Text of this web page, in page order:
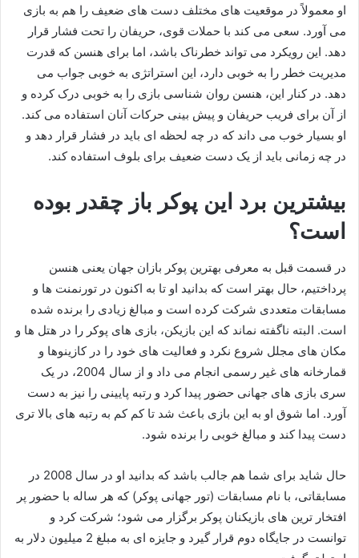
او معمولاً در موقعیت‌ های مختلف دست‌ های ضعیف را هم به بازی
می‌ آورد. سعی می‌ کند با حملات قوی، حریفان را تحت فشار قرار
دهد. این رویکرد می‌ تواند خطرناک باشد، اما برای هنسن که قدرت
مدیریت خطر را به خوبی دارد، این استراتژی به خوبی جواب می‌
دهد. در کنار این، هنسن روان‌ شناسی بازی را به خوبی درک کرده و
از آن برای فریب حریفان و پیش‌ بینی حرکات آنان استفاده می‌ کند.
او بسیار خوب می‌ داند که در چه لحظه‌ ای باید در فشار قرار دهد و
در چه زمانی باید از یک دست ضعیف برای بلوف استفاده کند.
بیشترین برد این پوکر باز چقدر بوده
است؟
در قسمت قبل به معرفی بهترین پوکر بازان جهان یعنی هنسن
پرداختیم، حال بهتر است که بدانید او تا به اکنون در تورنمنت ها و
مسابقات متعددی شرکت کرده است و مبالغ زیادی را برنده شده
است. البته ناگفته نماند که این بازیکن، بازی های پوکر را در هتل ها و
مکان های مجلل شروع نکرد و فعالیت های خود را در کازینوها و
قمارخانه های غیر رسمی انجام می داد و از سال 2004، در یک
سری بازی های جهانی حضور پیدا کرد و رتبه پایینی را نیز به دست
آورد. اما شوق او به این بازی باعث شد تا کم کم به رتبه های بالا تری
دست پیدا کند و مبالغ خوبی را برنده شود.
حال شاید برای شما هم جالب باشد که بدانید او در سال 2008 در
مسابقاتی، با نام مسابقات (تور جهانی پوکر) که هر ساله با حضور پر
افتخار ترین های بازیکنان پوکر برگزار می شود؛ شرکت کرد و
توانست در جایگاه دوم قرار گیرد و جایزه ای به مبلغ 2 میلیون دلار به